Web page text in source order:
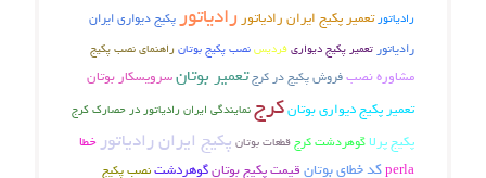
رادیاتورتعمیر پکیج ایران رادیاتور رادیاتورپکیج دیواری ایران
رادیاتور تعمیر پکیج دیواریفردیسنصب پکیج بوتان راهنمای نصب پکیج
مشاوره نصبفروش پکیج در کرجتعمیر بوتانسرویسکار بوتان
تعمیر پکیج دیواری بوتانکرج نمایندگی ایران رادیاتور در حصارک کرج
پکیج پرلاگوهردشت کرج قطعات بوتان پکیج ایران رادیاتورخطا
perlaکد خطای بوتان قیمت پکیج بوتانگوهردشتنصب پکیج